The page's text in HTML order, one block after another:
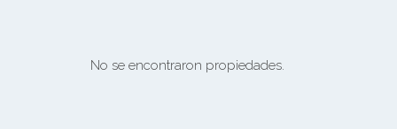
No se encontraron propiedades.